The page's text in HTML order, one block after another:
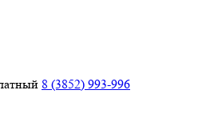
8 (3852) 993-996